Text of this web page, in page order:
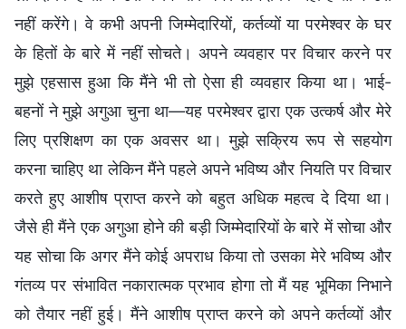
नहीं करेंगे। वे कभी अपनी जिम्मेदारियों, कर्तव्यों या परमेश्वर के घर
के हितों के बारे में नहीं सोचते। अपने व्यवहार पर विचार करने पर
मुझे एहसास हुआ कि मैंने भी तो ऐसा ही व्यवहार किया था। भाई-
बहनों ने मुझे अगुआ चुना था—यह परमेश्वर द्वारा एक उत्कर्ष और मेरे
लिए प्रशिक्षण का एक अवसर था। मुझे सक्रिय रूप से सहयोग
करना चाहिए था लेकिन मैंने पहले अपने भविष्य और नियति पर विचार
करते हुए आशीष प्राप्त करने को बहुत अधिक महत्व दे दिया था।
जैसे ही मैंने एक अगुआ होने की बड़ी जिम्मेदारियों के बारे में सोचा और
यह सोचा कि अगर मैंने कोई अपराध किया तो उसका मेरे भविष्य और
गंतव्य पर संभावित नकारात्मक प्रभाव होगा तो मैं यह भूमिका निभाने
को तैयार नहीं हुई। मैंने आशीष प्राप्त करने को अपने कर्तव्यों और